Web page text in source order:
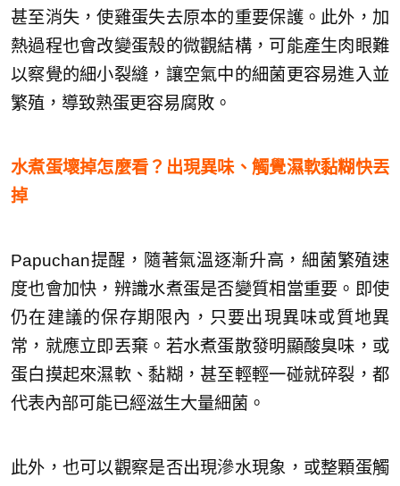
甚至消失，使雞蛋失去原本的重要保護。此外，加
熱過程也會改變蛋殼的微觀結構，可能產生肉眼難
以察覺的細小裂縫，讓空氣中的細菌更容易進入並
繁殖，導致熟蛋更容易腐敗。
水煮蛋壞掉怎麼看？出現異味、觸覺濕軟黏糊快丟
掉
Papuchan提醒，隨著氣溫逐漸升高，細菌繁殖速
度也會加快，辨識水煮蛋是否變質相當重要。即使
仍在建議的保存期限內，只要出現異味或質地異
常，就應立即丟棄。若水煮蛋散發明顯酸臭味，或
蛋白摸起來濕軟、黏糊，甚至輕輕一碰就碎裂，都
代表內部可能已經滋生大量細菌。
此外，也可以觀察是否出現滲水現象，或整顆蛋觸